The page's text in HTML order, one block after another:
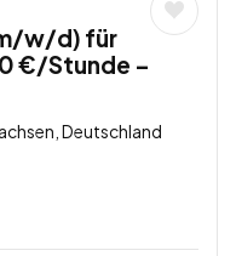
w/d) für
€/Stunde –
Deutschland